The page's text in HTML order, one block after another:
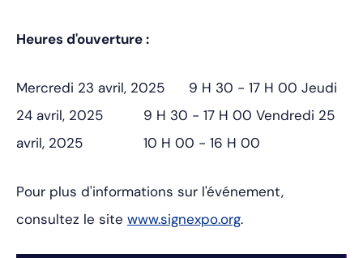
Heures d'ouverture :
Mercredi 23 avril, 2025 9 H 30 - 17 H 00 Jeudi
24 avril, 2025 9 H 30 - 17 H 00 Vendredi 25
avril, 2025 10 H 00 - 16 H 00
Pour plus d'informations sur l'événement,
consultez le site www.signexpo.org.